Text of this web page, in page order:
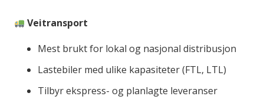
Veitransport
Mest brukt for lokal og nasjonal distribusjon
Lastebiler med ulike kapasiteter (FTL, LTL)
Tilbyr ekspress- og planlagte leveranser